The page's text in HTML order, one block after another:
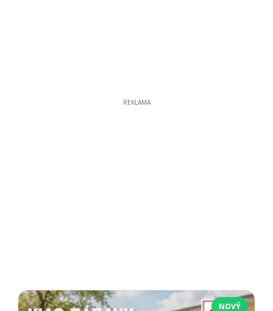
REKLAMA
NOVÝ